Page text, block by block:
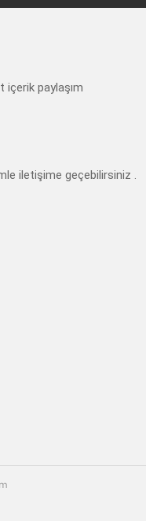
paylaşım
iletişime geçebilirsiniz .